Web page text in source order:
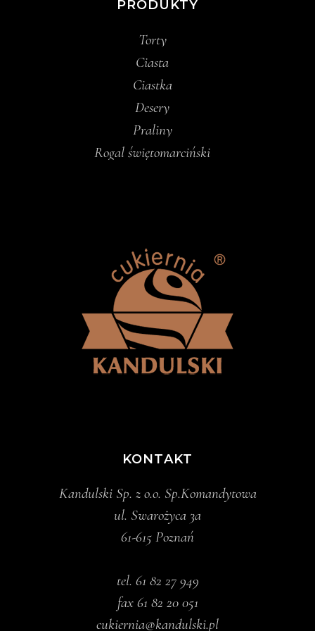
PRODUKTY
Torty
Ciasta
Ciastka
Desery
Praliny
Rogal świętomarciński
KONTAKT
Kandulski Sp. z o.o. Sp.Komandytowa
ul. Swarożyca 3a
61-615 Poznań
tel. 61 82 27 949
fax 61 82 20 051
cukiernia@kandulski.pl